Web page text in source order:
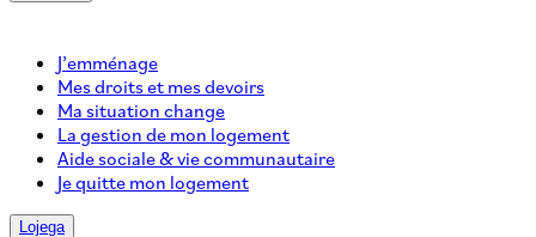
J’emménage
Mes droits et mes devoirs
Ma situation change
La gestion de mon logement
Aide sociale & vie communautaire
Je quitte mon logement
Lojega